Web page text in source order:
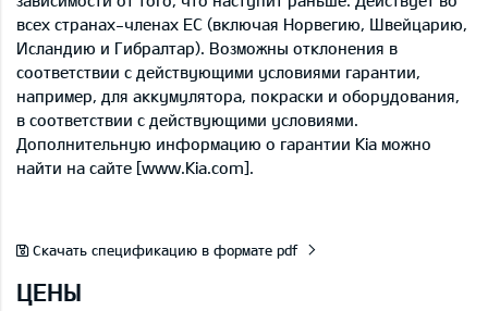
всех странах-членах ЕС (включая Норвегию, Швейцарию,
Исландию и Гибралтар). Возможны отклонения в
соответствии с действующими условиями гарантии,
например, для аккумулятора, покраски и оборудования,
в соответствии с действующими условиями.
Дополнительную информацию о гарантии Kia можно
найти на сайте [www.Kia.com].
Скачать спецификацию в формате pdf
ЦЕНЫ